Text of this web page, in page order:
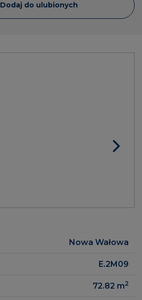
Dodaj do ulubionych
Nowa Wałowa
E.2M09
72.82 m2